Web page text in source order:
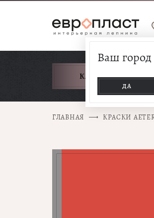
Ваш город
ДА
КАТАЛОГ
ГЛАВНАЯ КРАСКИ